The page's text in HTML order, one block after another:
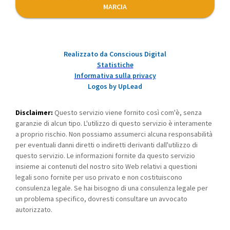
MARCIA
Realizzato da Conscious Digital
Statistiche
Informativa sulla privacy
Logos by UpLead
Disclaimer: Questo servizio viene fornito così com'è, senza
garanzie di alcun tipo. L'utilizzo di questo servizio è interamente
a proprio rischio. Non possiamo assumerci alcuna responsabilità
per eventuali danni diretti o indiretti derivanti dall'utilizzo di
questo servizio. Le informazioni fornite da questo servizio
insieme ai contenuti del nostro sito Web relativi a questioni
legali sono fornite per uso privato e non costituiscono
consulenza legale. Se hai bisogno di una consulenza legale per
un problema specifico, dovresti consultare un avvocato
autorizzato.